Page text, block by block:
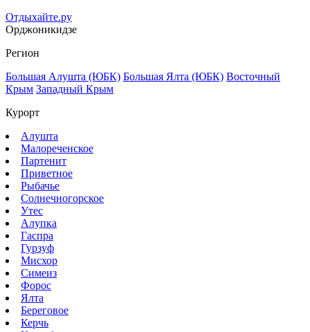
Отдыхайте.ру
Орджоникидзе
Регион
Большая Алушта (ЮБК) Большая Ялта (ЮБК) Восточный
Крым Западный Крым
Курорт
Алушта
Малореченское
Партенит
Приветное
Рыбачье
Солнечногорское
Утес
Алупка
Гаспра
Гурзуф
Мисхор
Симеиз
Форос
Ялта
Береговое
Керчь